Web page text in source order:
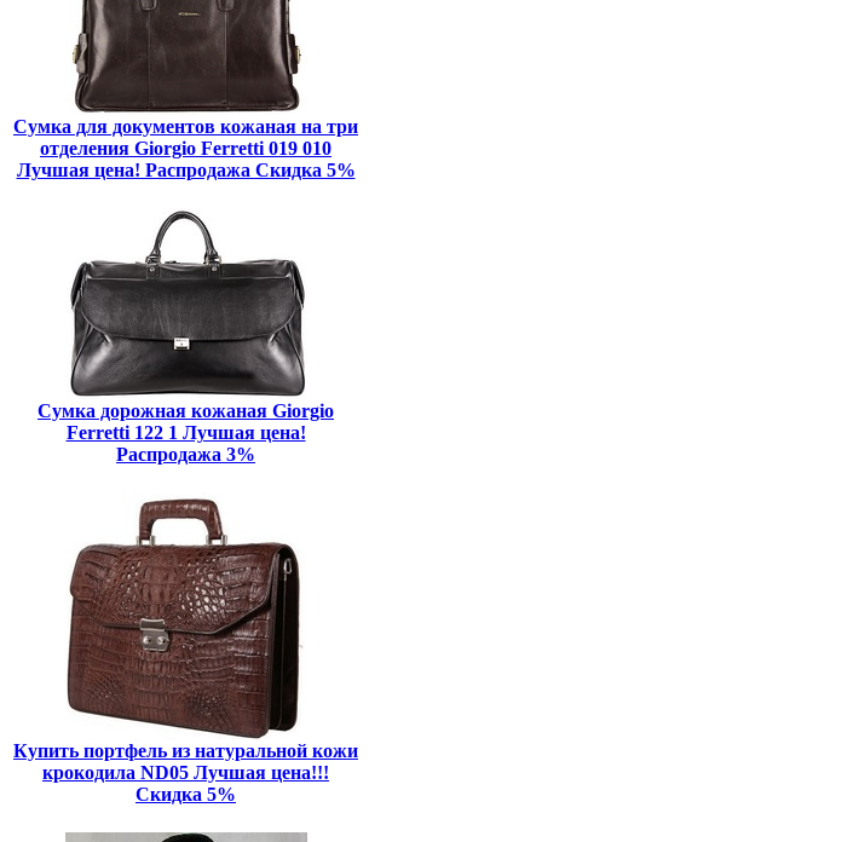
Сумка для документов кожаная на три
отделения Giorgio Ferretti 019 010
Лучшая цена! Распродажа Скидка 5%
Сумка дорожная кожаная Giorgio
Ferretti 122 1 Лучшая цена!
Распродажа 3%
Купить портфель из натуральной кожи
крокодила ND05 Лучшая цена!!!
Скидка 5%